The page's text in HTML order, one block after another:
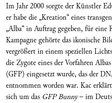
Im Jahr 2000 sorgte der Künstler
er habe die „Kreation“ eines
„Alba“ in Auftrag gegeben, für
Kampagne gehörte das ikonische
vergrößert in einem speziellen
die Zygote eines der Vorfahren
(GFP) eingesetzt wurde, das der
entnommen worden war. Kac
sich um das GFP Bunny– im